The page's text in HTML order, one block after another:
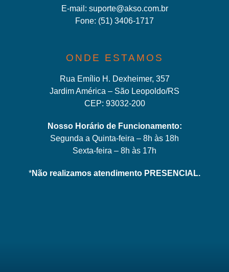
E-mail: suporte@akso.com.br
Fone: (51) 3406-1717
ONDE ESTAMOS
Rua Emílio H. Dexheimer, 357
Jardim América – São Leopoldo/RS
CEP: 93032-200
Nosso Horário de Funcionamento:
Segunda a Quinta-feira – 8h às 18h
Sexta-feira – 8h às 17h
*Não realizamos atendimento PRESENCIAL.